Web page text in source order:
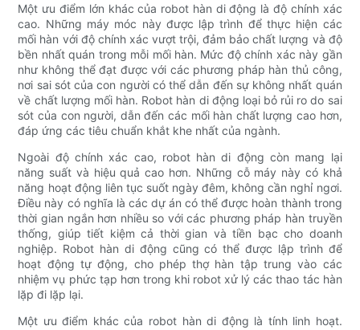
Một ưu điểm lớn khác của robot hàn di động là độ chính xác
cao. Những máy móc này được lập trình để thực hiện các
mối hàn với độ chính xác vượt trội, đảm bảo chất lượng và độ
bền nhất quán trong mỗi mối hàn. Mức độ chính xác này gần
như không thể đạt được với các phương pháp hàn thủ công,
nơi sai sót của con người có thể dẫn đến sự không nhất quán
về chất lượng mối hàn. Robot hàn di động loại bỏ rủi ro do sai
sót của con người, dẫn đến các mối hàn chất lượng cao hơn,
đáp ứng các tiêu chuẩn khắt khe nhất của ngành.
Ngoài độ chính xác cao, robot hàn di động còn mang lại
năng suất và hiệu quả cao hơn. Những cỗ máy này có khả
năng hoạt động liên tục suốt ngày đêm, không cần nghỉ ngơi.
Điều này có nghĩa là các dự án có thể được hoàn thành trong
thời gian ngắn hơn nhiều so với các phương pháp hàn truyền
thống, giúp tiết kiệm cả thời gian và tiền bạc cho doanh
nghiệp. Robot hàn di động cũng có thể được lập trình để
hoạt động tự động, cho phép thợ hàn tập trung vào các
nhiệm vụ phức tạp hơn trong khi robot xử lý các thao tác hàn
lặp đi lặp lại.
Một ưu điểm khác của robot hàn di động là tính linh hoạt.